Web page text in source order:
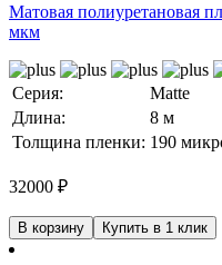
Матовая полиуретановая
мкм
Серия:
Matte
Длина:
8 м
Толщина пленки: 190
32000 ₽
В корзину Купить в 1 клик